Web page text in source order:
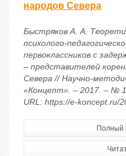
народов Севера
Быстряков А. А.
психолого-
первоклассников с
– представителей
Севера // Научно-
«Концепт». – 2017. – №
URL: https://e-koncept.ru/
Полный